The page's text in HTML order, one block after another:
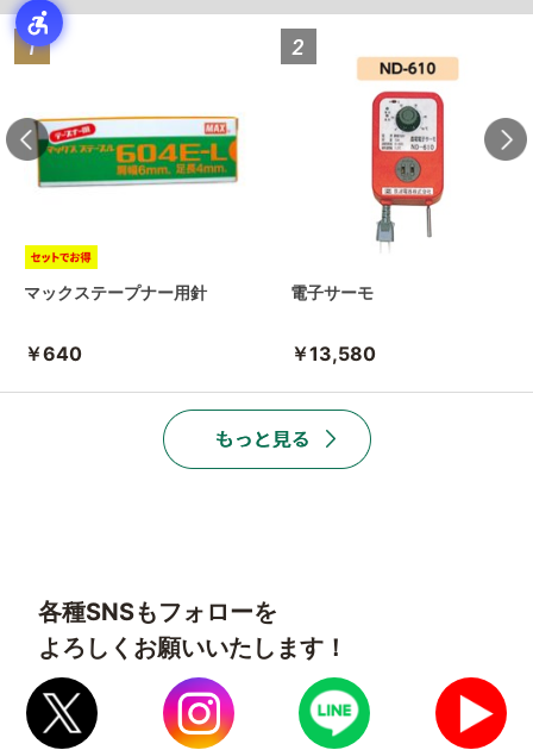
マックステープナー用針
￥640
電子サーモ
￥13,580
各種SNSもフォローを
よろしくお願いいたします！